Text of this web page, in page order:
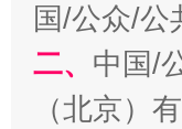
国/公众/
二、 中国/
（北京）